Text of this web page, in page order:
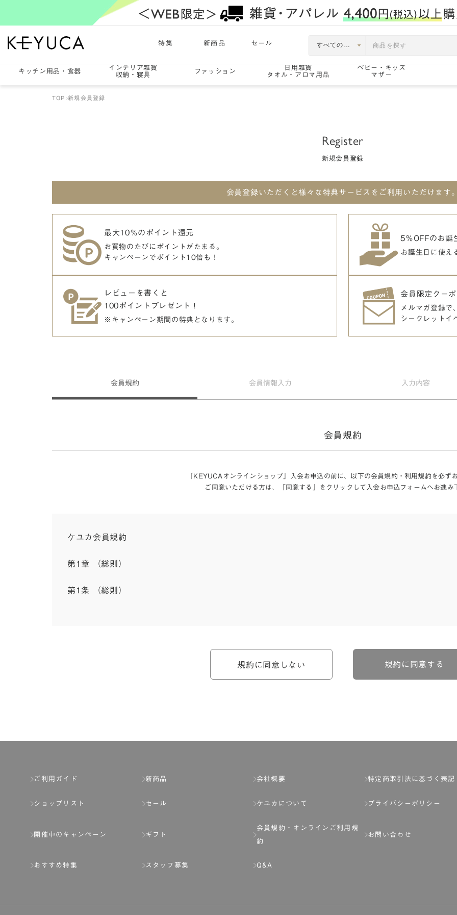
特集 新商品 セール
キッチン用品 ・ 食器
インテリア雑貨
収納・寝具
ファッション
日用雑貨
タオル・アロマ用品
ベビー・キッズ
マザー
TOP 新規会員登録
Register
新規会員登録
会員登録いただくと様々な特典サービスをご利用いただけます。
最大10％のポイント還元
お買物のたびにポイントがたまる。
キャンペーンでポイント10倍も！
5％OFFのお誕
お誕生日に使え
レビューを書くと
100ポイントプレゼント！
※キャンペーン期間の特典となります。
会員限定クーポ
メルマガ登録で
シークレットイ
会員 規約 会員情報 入力 入力 内容
会員規約
「KEYUCAオンラインショップ」入会お申込の前に、以下の会員規約・利用規約を必ず
ご同意いただける方は、「同意する」をクリックして入会お申込フォームへお進み
ケユカ会員規約
第1章 （総則）
第1条 （総則）
ら個別規定はその名称のいかんに関わらず、本規約の一部を構成するものとします。
本規約の定めが前項の個別規定の定めと矛盾する場合には、個別規定において特段の定めなき限り、個別規定の定めが
1.会員の登録は、弊社所定の情報を、インターネット上のページへの入力、または弊社が別途指定する方法に従って提
2.会員登録は、一人につき１アカウントのみとします。一人で２アカウント以上を登録したと弊社が合理的な理由に基
3.前項の定めの他、弊社は、会員登録した方が以下の各号のいずれかの事由に該当する場合は、その登録を拒否し、ま
規約に同意しない 規約に同意する
ご利用ガイド
ショップリスト
開催中のキャンペーン
おすすめ特集
新商品
セール
ギフト
スタッフ募集
会社概要
ケユカについて
会員規約・
オンラインご利用規
約
Q&A
特定商取引法に基づく表記
プライバシーポリシー
お問い合わせ